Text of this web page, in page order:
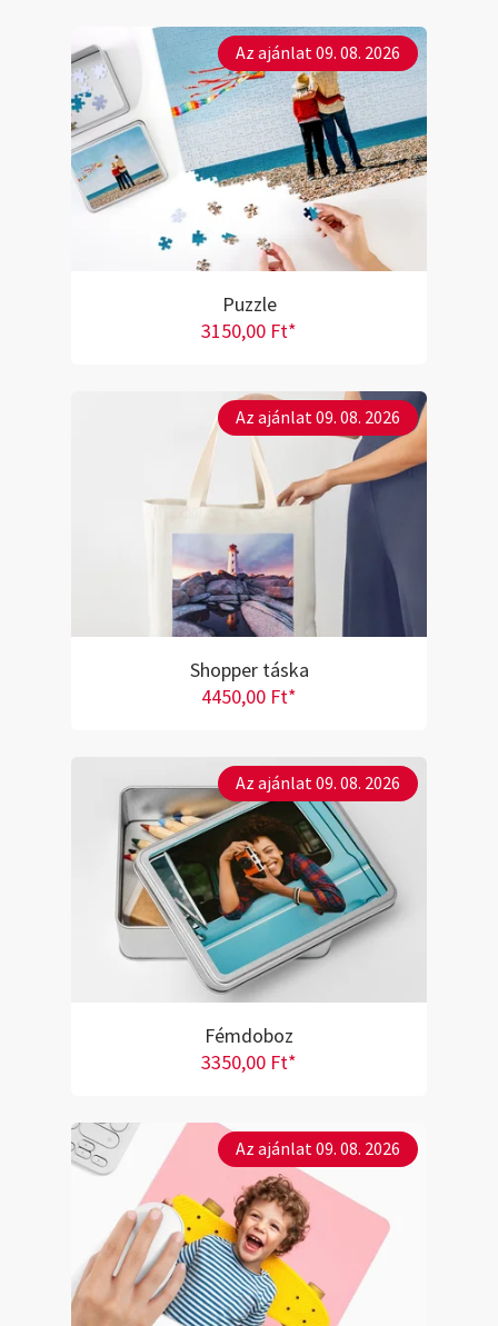
Az ajánlat 09. 08. 2026
Puzzle
3150,00 Ft*
Az ajánlat 09. 08. 2026
Shopper táska
4450,00 Ft*
Az ajánlat 09. 08. 2026
Fémdoboz
3350,00 Ft*
Az ajánlat 09. 08. 2026